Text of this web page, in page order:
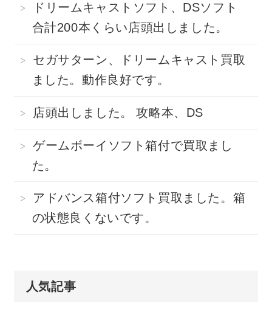
ドリームキャストソフト、DSソフト
合計200本くらい店頭出しました。
セガサターン、ドリームキャスト買取
ました。動作良好です。
店頭出しました。 攻略本、DS
ゲームボーイソフト箱付で買取まし
た。
アドバンス箱付ソフト買取ました。箱
の状態良くないです。
人気記事